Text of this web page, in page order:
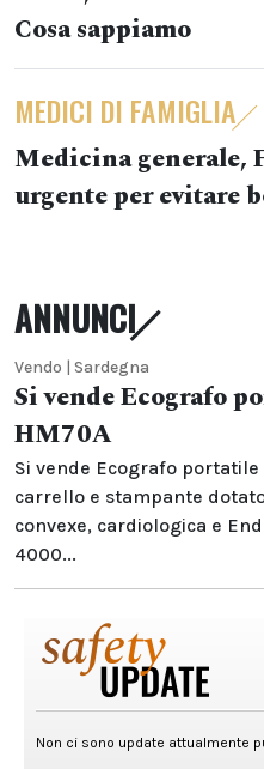
Cosa sappiamo
MEDICI DI FAMIGLIA
Medicina generale,
urgente per evitare
ANNUNCI
Vendo | Sardegna
Si vende Ecografo
HM70A
Si vende Ecografo
carrello e stampante
convexe, cardiologica e
4000...